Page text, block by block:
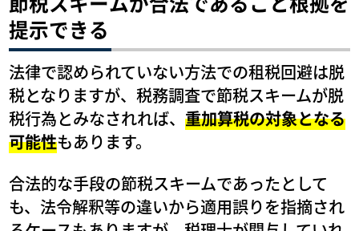
提示できる
法律で認められていない方法での租税回避は脱
税となりますが、税務調査で節税スキームが脱
税行為とみなされれば、重加算税の対象となる
可能性もあります。
合法的な手段の節税スキームであったとして
も、法令解釈等の違いから適用誤りを指摘され